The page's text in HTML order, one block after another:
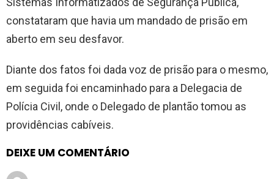
constataram que havia um mandado de prisão em
aberto em seu desfavor.
Diante dos fatos foi dada voz de prisão para o mesmo,
em seguida foi encaminhado para a Delegacia de
Polícia Civil, onde o Delegado de plantão tomou as
providências cabíveis.
DEIXE UM COMENTÁRIO